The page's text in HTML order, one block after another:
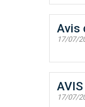
Avis
17/07/
17/07/